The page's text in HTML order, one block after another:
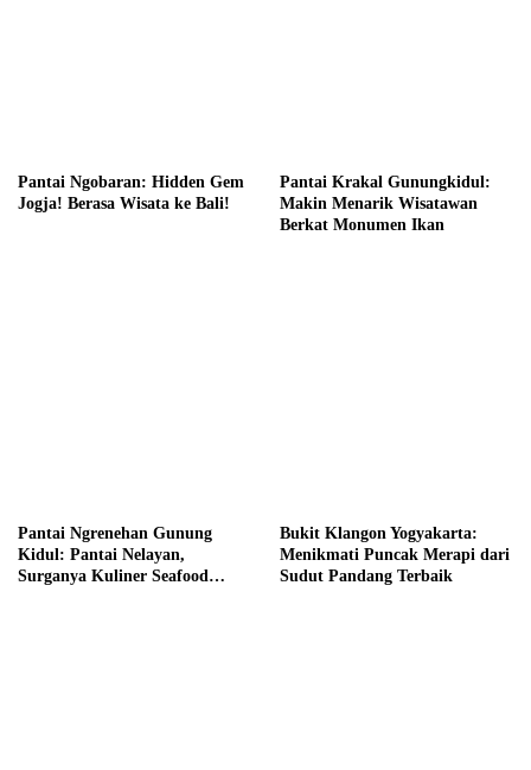
Pantai Ngobaran: Hidden Gem
Jogja! Berasa Wisata ke Bali!
Pantai Krakal Gunungkidul:
Makin Menarik Wisatawan
Berkat Monumen Ikan
Pantai Ngrenehan Gunung
Kidul: Pantai Nelayan,
Surganya Kuliner Seafood
Bukit Klangon Yogyakarta:
Menikmati Puncak Merapi dari
Sudut Pandang Terbaik